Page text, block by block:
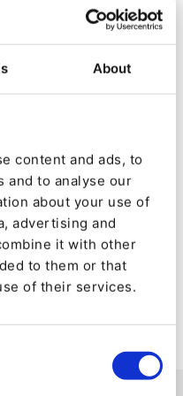
About
content and ads, to
and to analyse our
about your use of
advertising and
it with other
to them or that
of their services.
Cloud-Servern
Google Cloud
Betriebszeiten
die volle Kontrolle
behalten.
Grid-Architektur
Support.
Previews
Zusammenarbeit